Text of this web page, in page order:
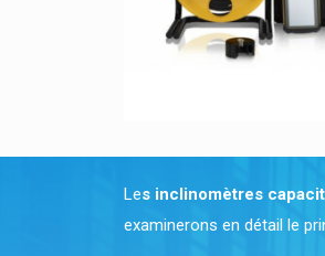
Les inclinomètres
examinerons en détail le